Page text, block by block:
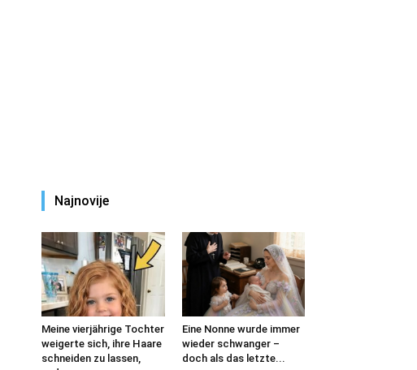
Najnovije
Meine vierjährige Tochter
weigerte sich, ihre Haare
schneiden zu lassen,
Eine Nonne wurde immer
wieder schwanger –
doch als das letzte...